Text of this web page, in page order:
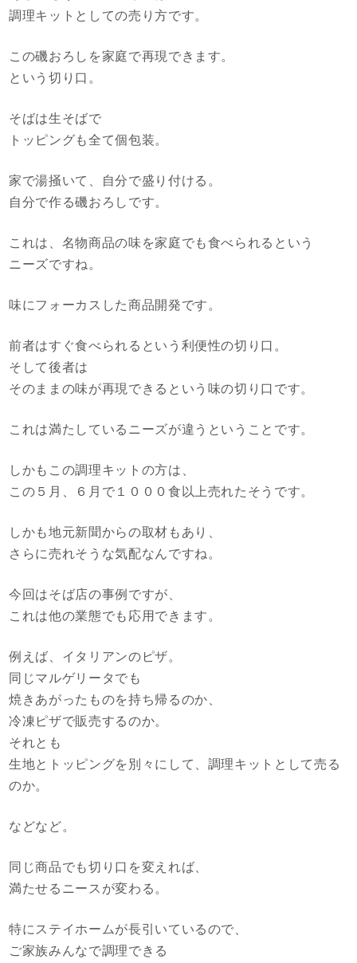
調理キットとしての売り方です。
この磯おろしを家庭で再現できます。
という切り口。
そばは生そばで
トッピングも全て個包装。
家で湯掻いて、自分で盛り付ける。
自分で作る磯おろしです。
これは、名物商品の味を家庭でも食べられるという
ニーズですね。
味にフォーカスした商品開発です。
前者はすぐ食べられるという利便性の切り口。
そして後者は
そのままの味が再現できるという味の切り口です。
これは満たしているニーズが違うということです。
しかもこの調理キットの方は、
この５月、６月で１０００食以上売れたそうです。
しかも地元新聞からの取材もあり、
さらに売れそうな気配なんですね。
今回はそば店の事例ですが、
これは他の業態でも応用できます。
例えば、イタリアンのピザ。
同じマルゲリータでも
焼きあがったものを持ち帰るのか、
冷凍ピザで販売するのか。
それとも
生地とトッピングを別々にして、調理キットとして売る
のか。
などなど。
同じ商品でも切り口を変えれば、
満たせるニースが変わる。
特にステイホームが長引いているので、
ご家族みんなで調理できる